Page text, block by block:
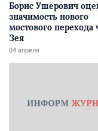
Борис Ушерович
значимость нового
мостового перехода
Зея
04 апреля